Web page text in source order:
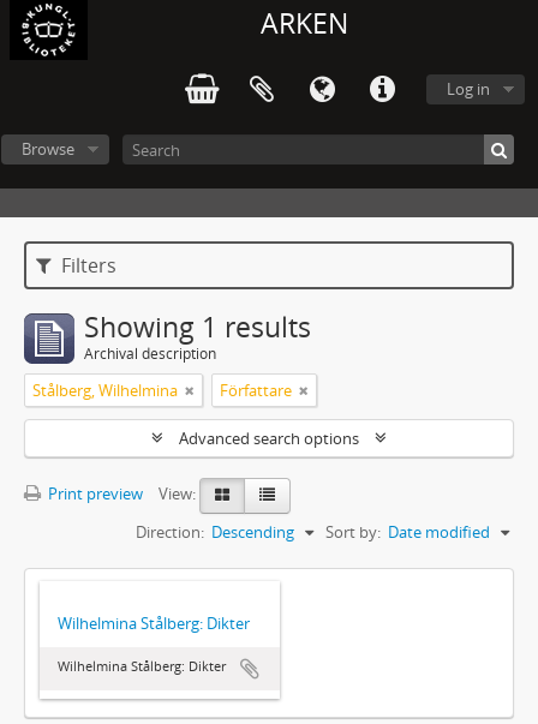
ARKEN
Log in
Browse
Filters
Showing 1 results
Archival description
Stålberg, Wilhelmina Författare
Advanced search options
Print preview
View:
Sort by: Date modified
Direction: Descending
Wilhelmina Stålberg: Dikter
Wilhelmina Stålberg: Dikter